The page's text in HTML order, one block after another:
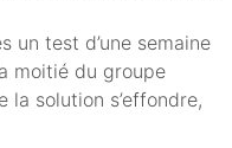
un test d’une semaine
moitié du groupe
la solution s’effondre,